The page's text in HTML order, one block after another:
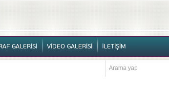
SPOR HABERLERİ FOTOĞRAF GALERİSİ VİDEO
GALERİSİ VİDEO GALERİSİ İLETİŞİM